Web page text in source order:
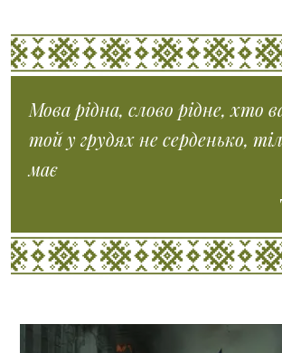
Мова рідна, слово рідне, хто
той у грудях не серденько,
має